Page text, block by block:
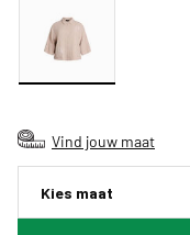
Vind jouw maat
Kies maat